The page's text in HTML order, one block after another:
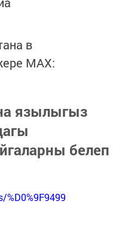
в
MАХ:
язылыгыз
белеп